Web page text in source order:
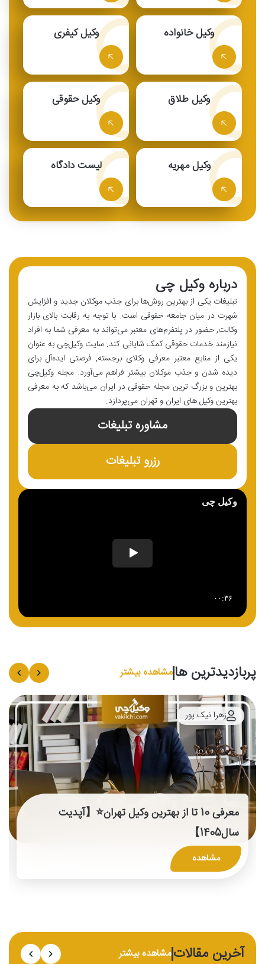
وکیل خانواده وکیل کیفری
وکیل طلاق وکیل حقوقی
وکیل مهریه لیست دادگاه
درباره وکیل چی
تبلیغات یکی از بهترین روش‌ها برای جذب موکلان جدید و افزایش
شهرت در میان جامعه حقوقی است. با توجه به رقابت بالای بازار
وکالت, حضور در پلتفرم‌های معتبر می‌تواند به معرفی شما به افراد
نیازمند خدمات حقوقی کمک شایانی کند. سایت وکیل‌چی به عنوان
یکی از منابع معتبر معرفی وکلای برجسته, فرصتی ایده‌آل برای
دیده شدن و جذب موکلان بیشتر فراهم می‌آورد. مجله وکیل‌چی
بهترین و بزرگ ترین مجله حقوقی در ایران می‌باشد که به معرفی
بهترین وکیل های ایران و تهران می‌پردازد.
مشاوره تبلیغات
رزرو تبلیغات
پربازدیدترین هامشاهده بیشتر
زهرا نیک پور
معرفی 10 تا از بهترین وکیل تهران⭐【آپدیت
سال1405】
مشاهده
آخرین مقالاتمشاهده بیشتر